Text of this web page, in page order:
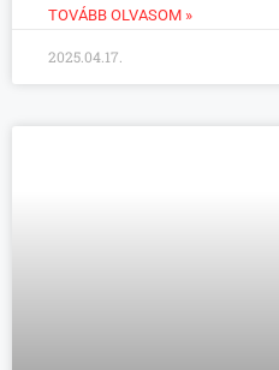
TOVÁBB OLVASOM »
2025.04.17.